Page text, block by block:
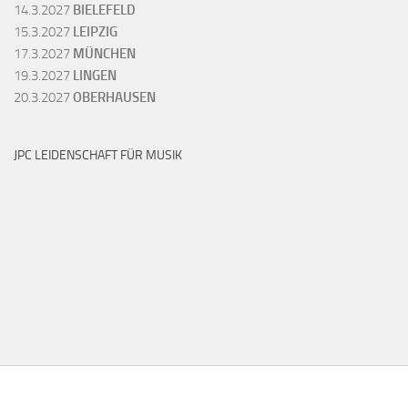
14.3.2027 BIELEFELD
15.3.2027 LEIPZIG
17.3.2027 MÜNCHEN
19.3.2027 LINGEN
20.3.2027OBERHAUSEN
JPC LEIDENSCHAFT FÜR MUSIK